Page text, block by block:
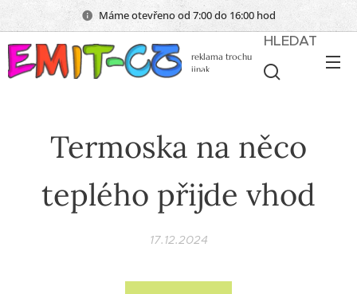
Máme otevřeno od 7:00 do 16:00 hod
reklama trochu
jinak
HLEDAT
Termoska na něco
teplého přijde vhod
17.12.2024